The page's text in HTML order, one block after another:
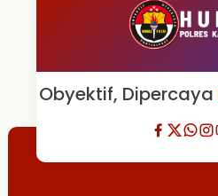
Obyektif, Dipercaya